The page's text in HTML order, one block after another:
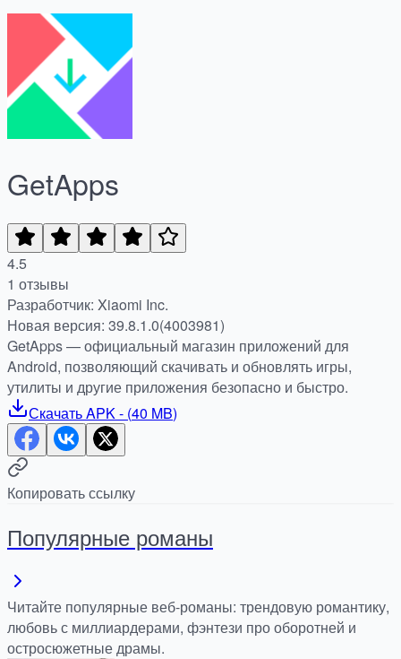
GetApps
4.5
1 отзывы
Разработчик: Xiaomi Inc.
Новая версия: 39.8.1.0(4003981)
GetApps — официальный магазин приложений для
Android, позволяющий скачивать и обновлять игры,
утилиты и другие приложения безопасно и быстро.
СкачатьAPK- (40 MB)
Копировать ссылку
Популярные романы
Читайте популярные веб-романы: трендовую романтику,
любовь с миллиардерами, фэнтези про оборотней и
остросюжетные драмы.